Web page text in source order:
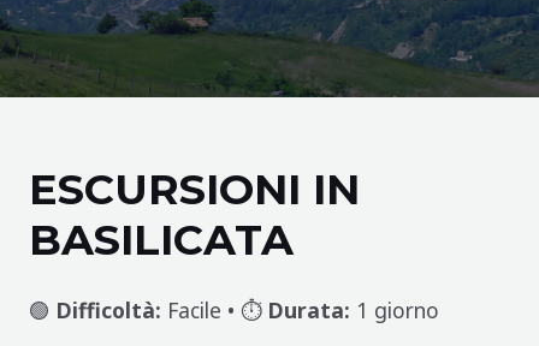
ESCURSIONI IN
BASILICATA
🟢 Difficoltà: Facile • ⏱️ Durata: 1 giorno